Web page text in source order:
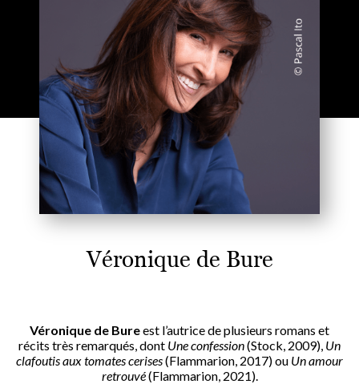
Véronique de Bure
Véronique de Bureest l’autrice de plusieurs romans et
récits très remarqués, dont Une confession(Stock, 2009), Un
clafoutis aux tomates cerises(Flammarion, 2017) ou Un amour
retrouvé(Flammarion, 2021).